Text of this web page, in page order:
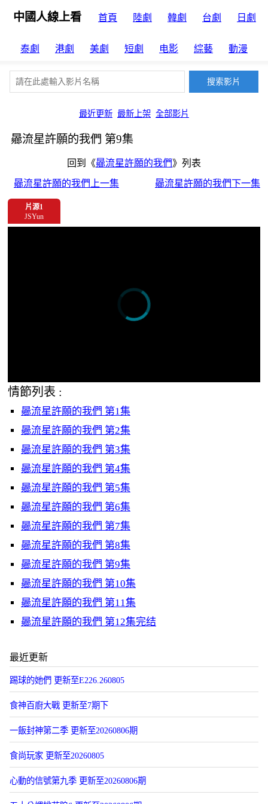
中國人線上看 首頁 陸劇 韓劇 台劇 日劇
泰劇 港劇 美劇 短劇 电影 綜藝 動漫
最近更新 最新上架 全部影片
曏流星許願的我們 第9集
回到《曏流星許願的我們》列表
曏流星許願的我們上一集
曏流星許願的我們下一集
片源1
JSYun
情節列表 :
曏流星許願的我們 第1集
曏流星許願的我們 第2集
曏流星許願的我們 第3集
曏流星許願的我們 第4集
曏流星許願的我們 第5集
曏流星許願的我們 第6集
曏流星許願的我們 第7集
曏流星許願的我們 第8集
曏流星許願的我們 第9集
曏流星許願的我們 第10集
曏流星許願的我們 第11集
曏流星許願的我們 第12集完结
最近更新
踢球的她們 更新至E226.260805
食神百廚大戰 更新至7期下
一飯封神第二季 更新至20260806期
食尚玩家 更新至20260805
心動的信號第九季 更新至20260806期